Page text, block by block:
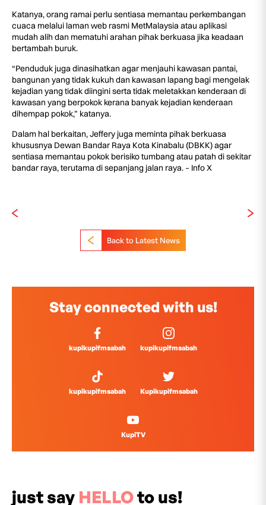
Katanya, orang ramai perlu sentiasa memantau perkembangan
cuaca melalui laman web rasmi MetMalaysia atau aplikasi
mudah alih dan mematuhi arahan pihak berkuasa jika keadaan
bertambah buruk.
“Penduduk juga dinasihatkan agar menjauhi kawasan pantai,
bangunan yang tidak kukuh dan kawasan lapang bagi mengelak
kejadian yang tidak diingini serta tidak meletakkan kenderaan di
kawasan yang berpokok kerana banyak kejadian kenderaan
dihempap pokok,” katanya.
Dalam hal berkaitan, Jeffery juga meminta pihak berkuasa
khususnya Dewan Bandar Raya Kota Kinabalu (DBKK) agar
sentiasa memantau pokok berisiko tumbang atau patah di sekitar
bandar raya, terutama di sepanjang jalan raya. – Info X
Back to Latest News
Stay connected with us!
kupikupifmsabah kupikupifmsabah
kupikupifmsabah Kupikupifmsabah
KupiTV
just say HELLOto us!